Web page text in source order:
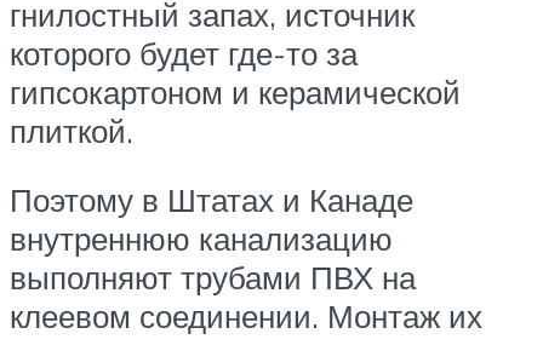
гнилостный запах, источник
которого будет где-то за
гипсокартоном и керамической
плиткой.
Поэтому в Штатах и Канаде
внутреннюю канализацию
выполняют трубами ПВХ на
клеевом соединении. Монтаж их